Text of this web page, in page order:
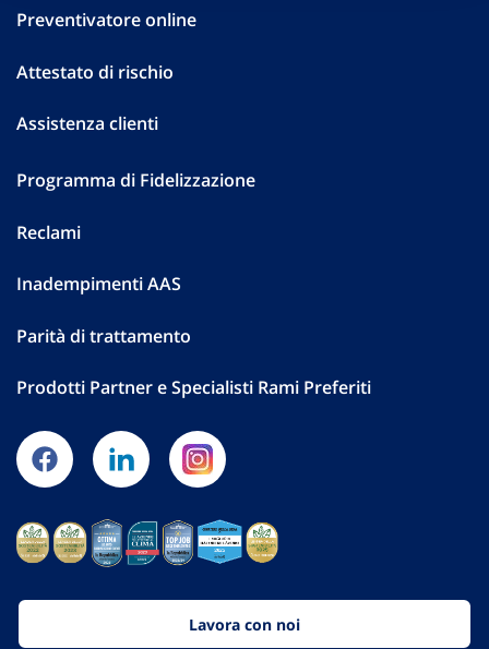
Preventivatore online
Attestato di rischio
Assistenza clienti
Programma di Fidelizzazione
Reclami
Inadempimenti AAS
Parità di trattamento
Prodotti Partner e Specialisti Rami Preferiti
Lavora con noi